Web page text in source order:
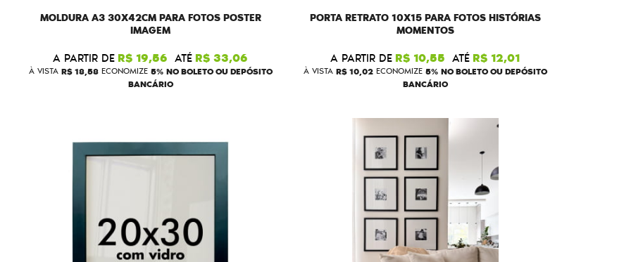
MOLDURA A3 30X42CM PARA FOTOS POSTER
IMAGEM
A PARTIR DE R$ 19,56 ATÉ R$ 33,06
À VISTA R$ 18,58ECONOMIZE 5% NO BOLETO OU DEPÓSITO
BANCÁRIO
PORTA RETRATO 10X15 PARA FOTOS HISTÓRIAS
MOMENTOS
A PARTIR DE R$ 10,55 ATÉ R$ 12,01
À VISTA R$ 10,02ECONOMIZE 5% NO BOLETO OU DEPÓSITO
BANCÁRIO